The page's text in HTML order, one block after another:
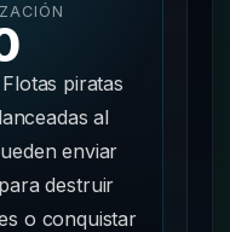
piratas
al
enviar
destruir
o conquistar